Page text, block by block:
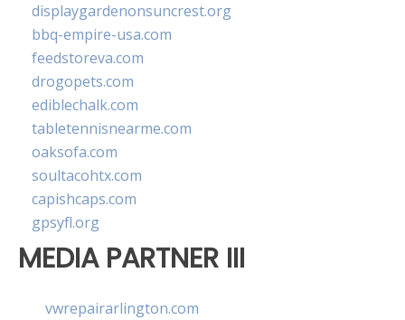
displaygardenonsuncrest.org
bbq-empire-usa.com
feedstoreva.com
drogopets.com
ediblechalk.com
tabletennisnearme.com
oaksofa.com
soultacohtx.com
capishcaps.com
gpsyfl.org
MEDIA PARTNER III
vwrepairarlington.com